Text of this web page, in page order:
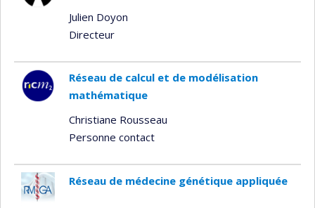
Julien Doyon
Directeur
Réseau de calcul et de modélisation
mathématique
Christiane Rousseau
Personne contact
Réseau de médecine génétique appliquée